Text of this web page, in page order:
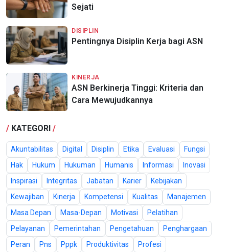
Sejati
DISIPLIN
Pentingnya Disiplin Kerja bagi ASN
KINERJA
ASN Berkinerja Tinggi: Kriteria dan
Cara Mewujudkannya
/ KATEGORI /
Akuntabilitas Digital Disiplin Etika Evaluasi
Fungsi
Hak
Hukum Hukuman Humanis Informasi
Inovasi
Inspirasi
Integritas Jabatan Karier
Kebijakan
Kewajiban
Kinerja Kompetensi Kualitas
Manajemen
Masa Depan
Masa-Depan Motivasi
Pelatihan
Pelayanan
Pemerintahan Pengetahuan
Penghargaan
Peran
Pns Pppk Produktivitas
Profesi